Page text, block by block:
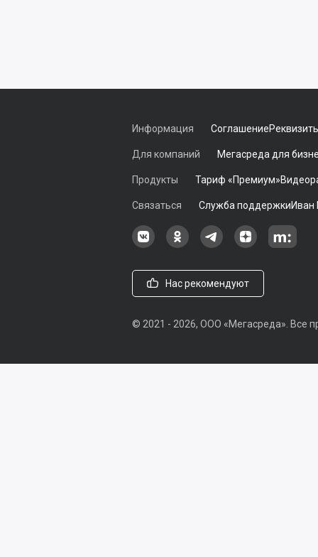
Информация Соглашение
Для компаний Мегасреда для
Продукты Тариф «Премиум»
Связаться Служба поддержкиИван
Наша группа в ВКонтакте
Наша группа на
Наша группа в
наш Наш
Нас рекомендуют
© 2021 - 2026, ООО «Мегасреда». Все